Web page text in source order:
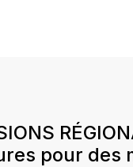
pour des